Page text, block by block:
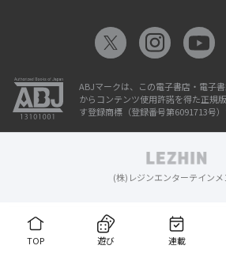
TOP 遊び 連載
ABJマークは、この電子書店・電子
からコンテンツ使用許諾を得た正規
す登録商標（登録番号第6091713号）
(株)レジンエンターテインメ